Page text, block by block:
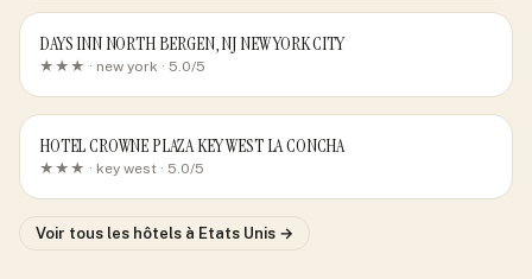
DAYS INN NORTH BERGEN, NJ NEW YORK CITY
★★★ · new york · 5.0/5
HOTEL CROWNE PLAZA KEY WEST LA CONCHA
★★★ · key west · 5.0/5
Voir tous les hôtels à Etats Unis →